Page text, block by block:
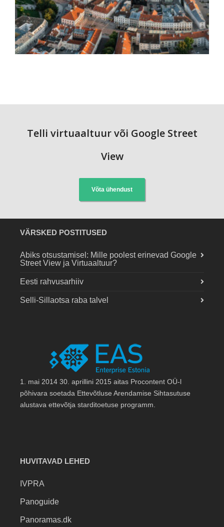
Telli virtuaaltuur või Google Street
View
Võta ühendust
VÄRSKED POSTITUSED
Abiks otsustamisel: Mille poolest erinevad Google
Street View ja Virtuaaltuur?
Eesti rahvusarhiiv
Selli-Sillaotsa raba talvel
1. mai 2014 30. aprillini 2015 aitas Procontent OÜ-l
põhivara soetada Ettevõtluse Arendamise Sihtasutuse
alustava ettevõtja starditoetuse programm.
HUVITAVAD LEHED
IVPRA
Panoguide
Panoramas.dk